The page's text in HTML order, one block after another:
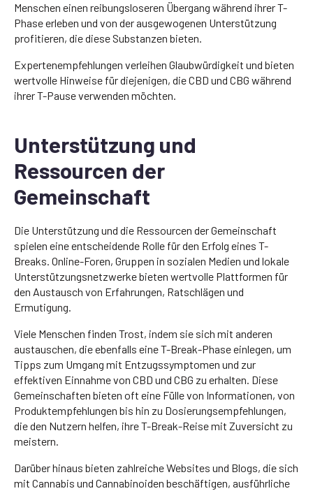
Menschen einen reibungsloseren Übergang während ihrer T-
Phase erleben und von der ausgewogenen Unterstützung
profitieren, die diese Substanzen bieten.
Expertenempfehlungen verleihen Glaubwürdigkeit und bieten
wertvolle Hinweise für diejenigen, die CBD und CBG während
ihrer T-Pause verwenden möchten.
Unterstützung und
Ressourcen der
Gemeinschaft
Die Unterstützung und die Ressourcen der Gemeinschaft
spielen eine entscheidende Rolle für den Erfolg eines T-
Breaks. Online-Foren, Gruppen in sozialen Medien und lokale
Unterstützungsnetzwerke bieten wertvolle Plattformen für
den Austausch von Erfahrungen, Ratschlägen und
Ermutigung.
Viele Menschen finden Trost, indem sie sich mit anderen
austauschen, die ebenfalls eine T-Break-Phase einlegen, um
Tipps zum Umgang mit Entzugssymptomen und zur
effektiven Einnahme von CBD und CBG zu erhalten. Diese
Gemeinschaften bieten oft eine Fülle von Informationen, von
Produktempfehlungen bis hin zu Dosierungsempfehlungen,
die den Nutzern helfen, ihre T-Break-Reise mit Zuversicht zu
meistern.
Darüber hinaus bieten zahlreiche Websites und Blogs, die sich
mit Cannabis und Cannabinoiden beschäftigen, ausführliche